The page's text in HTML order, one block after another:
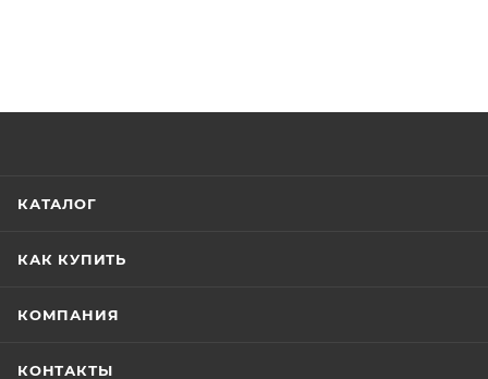
КАТАЛОГ
КАК КУПИТЬ
КОМПАНИЯ
КОНТАКТЫ